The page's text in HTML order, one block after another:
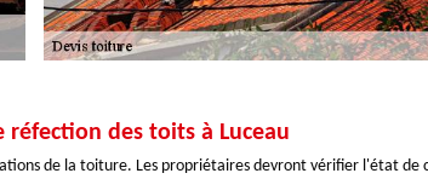
des toits à Luceau
de la toiture. Les propriétaires devront vérifier l'état de